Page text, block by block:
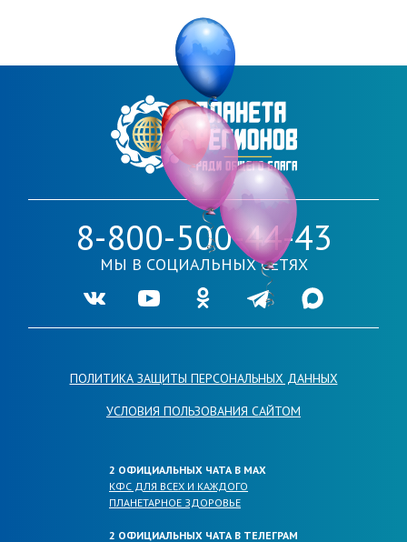
8-800-500-44-43
МЫ В СОЦИАЛЬНЫХ СЕТЯХ
Ссылка на нашу группу во VKontakte
Ссылка на наш канал в Youtube
Ссылка на нашу группу в
Ссылка на наш канал в
Ссылка на наш
ПОЛИТИКА ЗАЩИТЫ ПЕРСОНАЛЬНЫХ ДАННЫХ
УСЛОВИЯ ПОЛЬЗОВАНИЯ САЙТОМ
2 ОФИЦИАЛЬНЫХ ЧАТА В МАХ
КФС ДЛЯ ВСЕХ И КАЖДОГО
ПЛАНЕТАРНОЕ ЗДОРОВЬЕ
2 ОФИЦИАЛЬНЫХ ЧАТА В ТЕЛЕГРАМ